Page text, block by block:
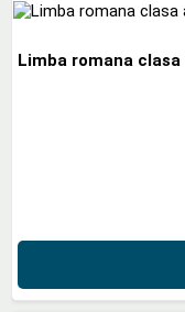
Limba romana